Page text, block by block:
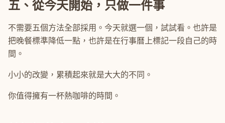
五、從今天開始，只做一件事
不需要五個方法全部採用。今天就選一個，試試看。也許是
把晚餐標準降低一點，也許是在行事曆上標記一段自己的時
間。
小小的改變，累積起來就是大大的不同。
你值得擁有一杯熱咖啡的時間。